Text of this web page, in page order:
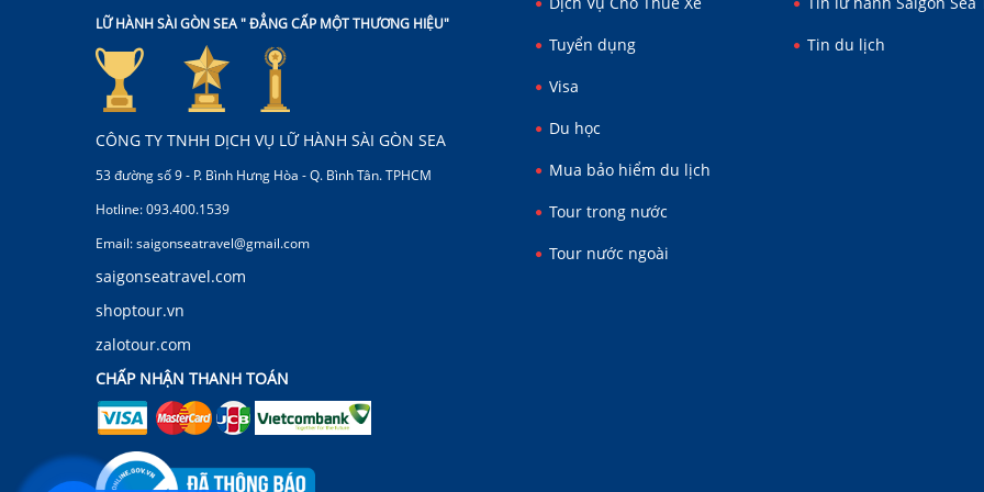
LỮ HÀNH SÀI GÒN SEA " ĐẲNG CẤP MỘT THƯƠNG HIỆU"
CÔNG TY TNHH DỊCH VỤ LỮ HÀNH SÀI GÒN SEA
53 đường số 9 - P. Bình Hưng Hòa - Q. Bình Tân. TPHCM
Hotline: 093.400.1539
Email: saigonseatravel@gmail.com
saigonseatravel.com
shoptour.vn
zalotour.com
CHẤP NHẬN THANH TOÁN
Tuyển dụng
Visa
Du học
Mua bảo hiểm du lịch
Tour trong nước
Tour nước ngoài
Tin du lịch